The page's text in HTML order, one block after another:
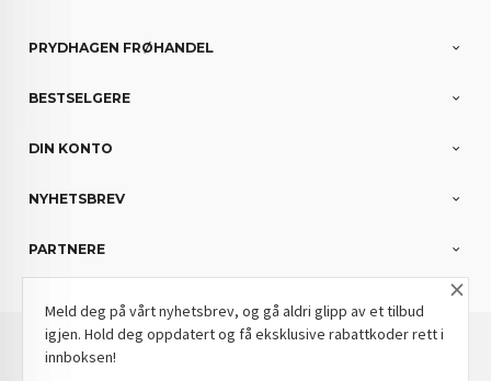
PRYDHAGEN FRØHANDEL
BESTSELGERE
DIN KONTO
NYHETSBREV
PARTNERE
Norwegian
×
Meld deg på vårt nyhetsbrev, og gå aldri glipp av et tilbud
igjen. Hold deg oppdatert og få eksklusive rabattkoder rett i
innboksen!